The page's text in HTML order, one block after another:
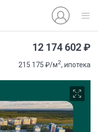
12 174 602 ₽
215 175 ₽/м2, ипотека